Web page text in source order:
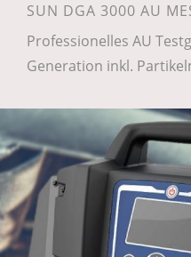
SUN DGA 3000 AU
Professionelles AU
Generation inkl.